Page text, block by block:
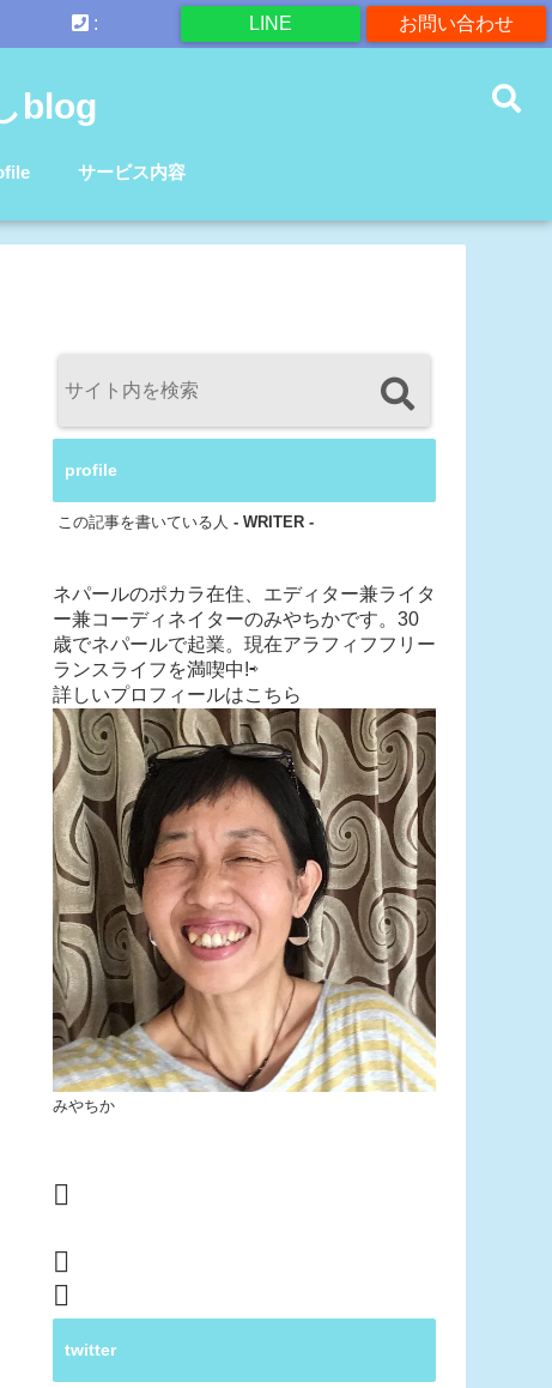
お問い合わせ
LINE
:
blog
サービス内容
profile
この記事を書いている人 - WRITER -
ネパールのポカラ在住、エディター兼ライタ
ー兼コーディネイターのみやちかです。30
歳でネパールで起業。現在アラフィフフリー
ランスライフを満喫中!⇨
詳しいプロフィールはこちら
みやちか
twitter